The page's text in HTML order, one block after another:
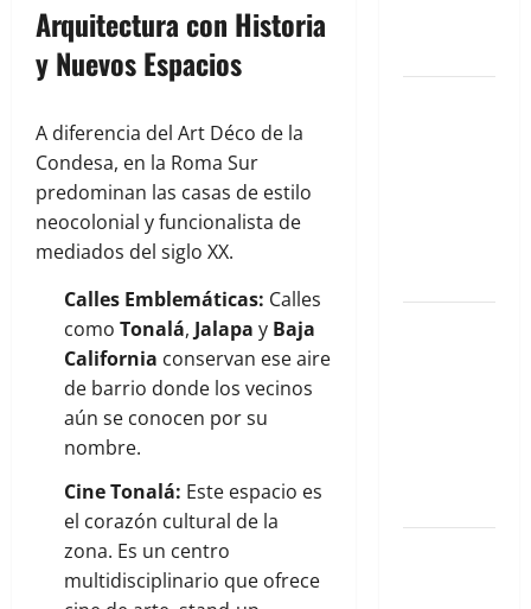
Arquitectura con Historia
y Nuevos Espacios
A diferencia del Art Déco de la
Condesa, en la Roma Sur
predominan las casas de estilo
neocolonial y funcionalista de
mediados del siglo XX.
Calles Emblemáticas: Calles
como Tonalá, Jalapa y Baja
California conservan ese aire
de barrio donde los vecinos
aún se conocen por su
nombre.
Cine Tonalá: Este espacio es
el corazón cultural de la
zona. Es un centro
multidisciplinario que ofrece